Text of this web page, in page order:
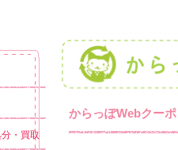
からっぽWebクー
・買取